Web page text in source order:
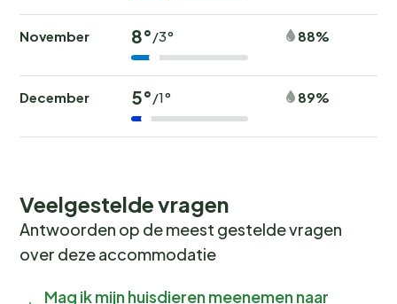
November 8°/3° 88%
December 5°/1° 89%
Veelgestelde vragen
Antwoorden op de meest gestelde vragen
over deze accommodatie
Mag ik mijn huisdieren meenemen naar